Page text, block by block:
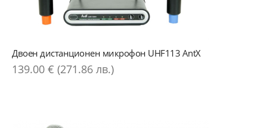
Двоен дистанционен микрофон UHF113 AntX
139.00 € (271.86 лв.)